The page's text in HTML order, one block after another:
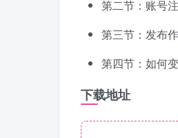
第二节：账号
第三节：发布作
第四节：如何变
下载地址